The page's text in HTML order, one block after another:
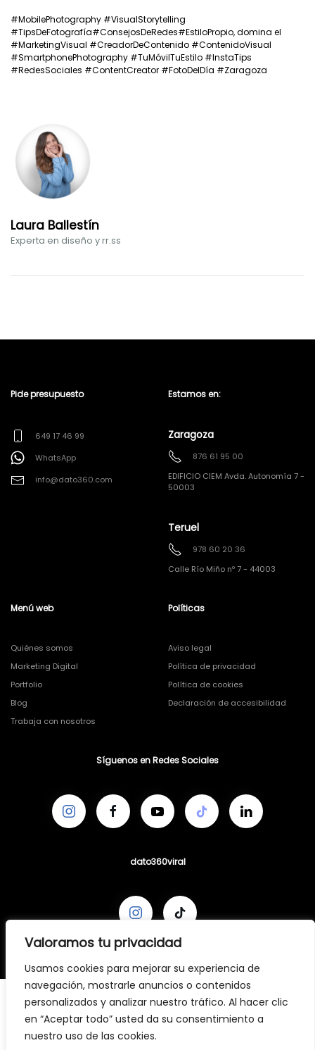
Valoramos tu privacidad
Usamos cookies para mejorar su experiencia de
navegación, mostrarle anuncios o contenidos
personalizados y analizar nuestro tráfico. Al hacer clic
en “Aceptar todo” usted da su consentimiento a
nuestro uso de las cookies.
Laura Ballestín
Experta en diseño y rr.ss
#MobilePhotography #VisualStorytelling
#TipsDeFotografía#ConsejosDeRedes#EstiloPropio, domina el
#MarketingVisual #CreadorDeContenido #ContenidoVisual
#SmartphonePhotography #TuMóvilTuEstilo #InstaTips
#RedesSociales #ContentCreator #FotoDelDía #Zaragoza
Pide presupuesto
649 17 46 99
WhatsApp
info@dato360.com
Estamos en:
Zaragoza
876 61 95 00
EDIFICIO CIEM Avda. Autonomía 7 -
50003
Teruel
978 60 20 36
Calle Río Miño nº 7 - 44003
Menú web
Quiénes somos
Marketing Digital
Portfolio
Blog
Trabaja con nosotros
Políticas
Aviso legal
Política de privacidad
Política de cookies
Declaración de accesibilidad
Síguenos en Redes Sociales
dato360viral